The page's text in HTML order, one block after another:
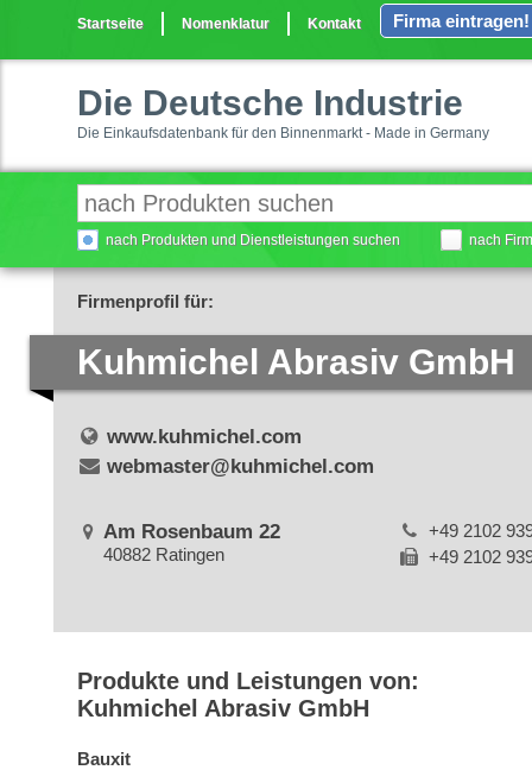
Startseite Nomenklatur Kontakt Firma eintragen!
Die Deutsche Industrie
Die Einkaufsdatenbank für den Binnenmarkt - Made in Germany
nach Produkten und Dienstleistungen suchen nach
Firmenprofil für:
Kuhmichel Abrasiv GmbH
www.kuhmichel.com
webmaster@kuhmichel.com
Am Rosenbaum 22
40882 Ratingen
+49 2102
+49 2102
Produkte und Leistungen von:
Kuhmichel Abrasiv GmbH
Bauxit